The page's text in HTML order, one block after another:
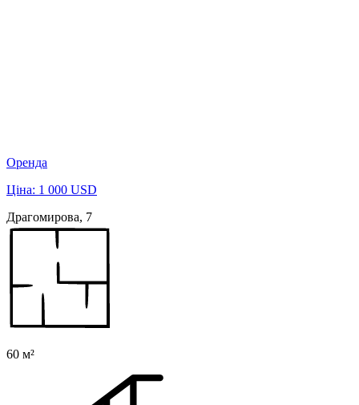
Оренда
Ціна: 1 000 USD
Драгомирова, 7
60 м²